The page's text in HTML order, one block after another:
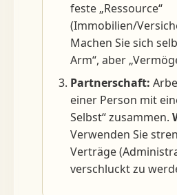
feste „Ressource“
(Immobilien/
Machen Sie sich
Arm“, aber
Partnerschaft:
einer Person mit
Selbst“ zusammen.
Verwenden Sie
Verträge
verschluckt zu